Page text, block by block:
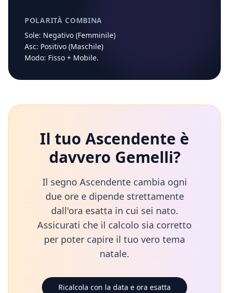
POLARITÀ COMBINA
Sole: Negativo (Femminile)
Asc: Positivo (Maschile)
Modo: Fisso + Mobile.
Il tuo Ascendente è
davvero Gemelli?
Il segno Ascendente cambia ogni
due ore e dipende strettamente
dall'ora esatta in cui sei nato.
Assicurati che il calcolo sia corretto
per poter capire il tuo vero tema
natale.
Ricalcola con la data e ora esatta